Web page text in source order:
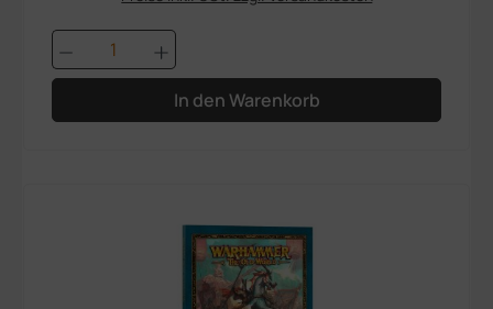
Produkt Anzahl: Gib den
In den Warenkorb